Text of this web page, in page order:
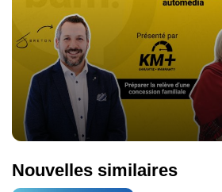
Nouvelles similaires